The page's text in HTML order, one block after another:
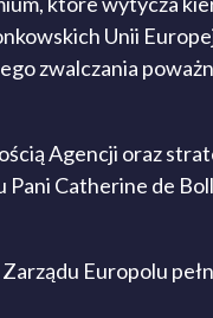
Unii
zwalczania
Agencji oraz
Catherine de
Europolu